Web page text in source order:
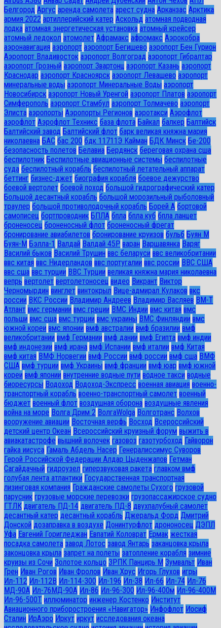
Белгород Аргус аренда самолета арест судна Арканзас Арктика
армия 2022 артиллерийский катер Аскольд атомная подводная
лодка атомная энергетическая установка атомный крейсер
атомный ледокол атомолет Афрамакс афромакс Аэрокобра
аэронавигация аэропорт аэропорт Бегишево аэропорт Бен Гурион
Аэропорт Владивосток аэропорт Волгоград аэропорт Гибралтар
аэропорт Грозный аэропорт Звартонц аэропорт Казань аэропорт
Краснодар аэропорт Красноярск аэропорт Левашево аэропорт
минеральные воды аэропорт Минеральные Воды аэропорт
Новосибирск аэропорт Новый Уренгой аэропорт Платов аэропорт
Симферополь аэропорт Стамбул аэропорт Толмачево аэропорт
Элиста аэропорты Аэропорты Регионов аэротакси Аэрофлот
аэрофлот Аэрофлот Техникс база флота Байкал балкер Балтийск
Балтийский завод Балтийский флот барк великая княжна мария
николаевна БАС бас 200 бдк 11711Э Кайман БДК Минск Бе-200
безопасность полетов Белавиа Бердянск береговая охрана сша
беспилотник Беспилотные авиационные системы беспилотные
суда беспилотный корабль беспилотный летательный аппарат
беттинг бизнес-джет биография корабля боевое дежурство
боевой вертолет боевой поход большой гидрографический катер
Большой десантный корабль большой морозильный рыболовный
траулер большой противолодочный корабль Борей А бортовой
самописец бортпроводник БПЛА бпла бпла куб бпла ланцет
броненосец броненосный флот броненосный фрегат
бронирование авиабилетов бронирование круизов бульб Буян М
Буян-М Бэлла-1 Валдай Валдай 45Р варан Варшавянка Варяг
Василий быков Василий Трушин ввс беларуси ввс великобритании
ввс китая ввс Нидерландов ввс португалии ввс россии ВВС США
ввс сша ввс турции ВВС Турции великая княжна мария николаевна
вепрь вертолет вертолетоносец видео Викрант Виктор
Черномырдин винглет винтокрыл Вице-адмирал Кулаков вкс
россии ВКС России Владимир Андреев Владимир Васляев ВМ-Т
Атлант вмс германии вмс греции ВМС Индии вмс китая вмс
польши вмс сша вмс турции вмс украины ВМС Финляндии вмс
южной кореи вмс японии вмф австралии вмф бразилии вмф
великобритании вмф Германии вмф дании вмф Египта вмф индии
вмф индонезии вмф ирана вмф Испании вмф италии вмф Китая
вмф китая ВМФ Норвегии вмф России вмф россии вмф сша ВМФ
США вмф турции вмф Украины вмф франции вмф юар вмф южной
кореи вмф японии внутренние водные пути водное такси водные
биоресурсы Водоход Водоход-Экспресс военная авиация военно-
транспортный корабль военно-транспортный самолет военный
бюджет военный флот воздушная оборона воздушные явления
война на море Волга Дрим 2 ВолгаWolga Волготранс Волхов
вооружение авиации Восточная верфь Восход Всероссийский
детский центр Океан Всероссийский круизный форум выжить в
авиакатастрофе вышний волочек газовоз газотурбоход Гайворон
гайка иисуса Гамаль Абдель Насер Генералиссимус Суворов
Герой Российской Федерации Алдар Цыденжапов Гетман
Сагайдачный гидроузел гиперзвуковая ракета главком вмф
голубая лента атлантики Государственная транспортная
лизинговая компания Гражданские самолеты Сухого грузовой
парусник грузовые морские перевозки грузопассажирское судно
ГТЛК двигатель ПД-14 двигатель ПД-8 двухпалубный самолет
десантный катер десантный корабль Джеральд Форд Дмитрий
Донской дозаправка в воздухе Донинтурфлот дрононосец ДЭПЛ
Уфа Евгений Горигледжан Евпатий Коловрат Ермак жесткая
посадка самолета завод Лотос завод Янтарь заканцовка крыла
законцовка крыла запрет на полеты затопление корабля зимние
круизы из Сочи Золотое кольцо ЗРПК Панцирь М Зумвальт Иван
Грен Иван Рогов Иван Фролов Иван Хрус Игорь Глухов игры
Ил-112 Ил-112В Ил-114-300 Ил-196 Ил-38 Ил-66 Ил-74 Ил-76
МД-90А Ил-76МД-90А Ил-86 Ил-96-300 Ил-96-400м Ил-96-400М
Ил-96-500Т иллюминатор инженер Костенко Институт
Авиационного приборостроения «Навигатор» Инфофлот Иосиф
Сталин ИрАэро Иркут иркут исследования океана